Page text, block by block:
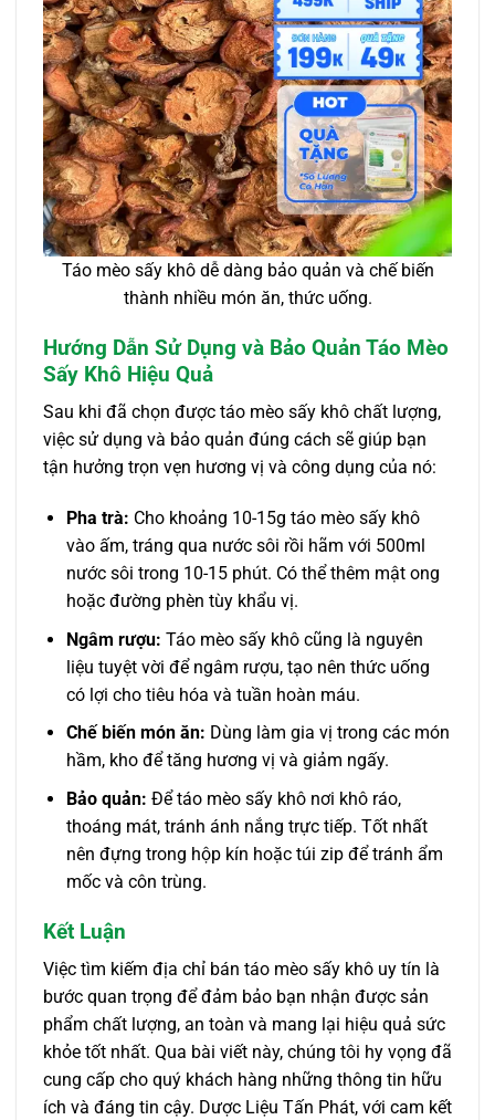
Táo mèo sấy khô dễ dàng bảo quản và chế biến
thành nhiều món ăn, thức uống.
Hướng Dẫn Sử Dụng và Bảo Quản Táo Mèo
Sấy Khô Hiệu Quả
Sau khi đã chọn được táo mèo sấy khô chất lượng,
việc sử dụng và bảo quản đúng cách sẽ giúp bạn
tận hưởng trọn vẹn hương vị và công dụng của nó:
Pha trà: Cho khoảng 10-15g táo mèo sấy khô
vào ấm, tráng qua nước sôi rồi hãm với 500ml
nước sôi trong 10-15 phút. Có thể thêm mật ong
hoặc đường phèn tùy khẩu vị.
Ngâm rượu: Táo mèo sấy khô cũng là nguyên
liệu tuyệt vời để ngâm rượu, tạo nên thức uống
có lợi cho tiêu hóa và tuần hoàn máu.
Chế biến món ăn: Dùng làm gia vị trong các món
hầm, kho để tăng hương vị và giảm ngấy.
Bảo quản: Để táo mèo sấy khô nơi khô ráo,
thoáng mát, tránh ánh nắng trực tiếp. Tốt nhất
nên đựng trong hộp kín hoặc túi zip để tránh ẩm
mốc và côn trùng.
Kết Luận
Việc tìm kiếm địa chỉ bán táo mèo sấy khô uy tín là
bước quan trọng để đảm bảo bạn nhận được sản
phẩm chất lượng, an toàn và mang lại hiệu quả sức
khỏe tốt nhất. Qua bài viết này, chúng tôi hy vọng đã
cung cấp cho quý khách hàng những thông tin hữu
ích và đáng tin cậy. Dược Liệu Tấn Phát, với cam kết